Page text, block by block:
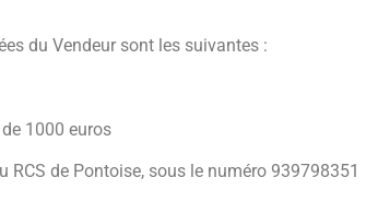
du Vendeur sont les suivantes :
1000 euros
RCS de Pontoise, sous le numéro 939798351